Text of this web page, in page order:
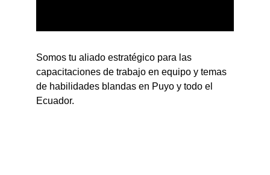
Somos tu aliado estratégico para las
capacitaciones de trabajo en equipo y temas
de habilidades blandas en Puyo y todo el
Ecuador.